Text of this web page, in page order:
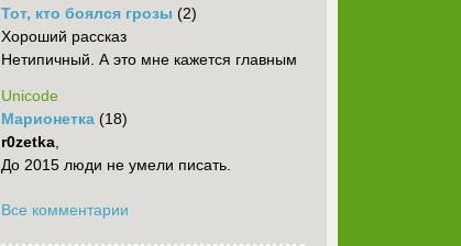
Тот, кто боялся грозы (2)
Хороший рассказ
Нетипичный. А это мне кажется главным
Unicode
Марионетка (18)
r0zetka
До 2015 люди не умели писать.
Все комментарии